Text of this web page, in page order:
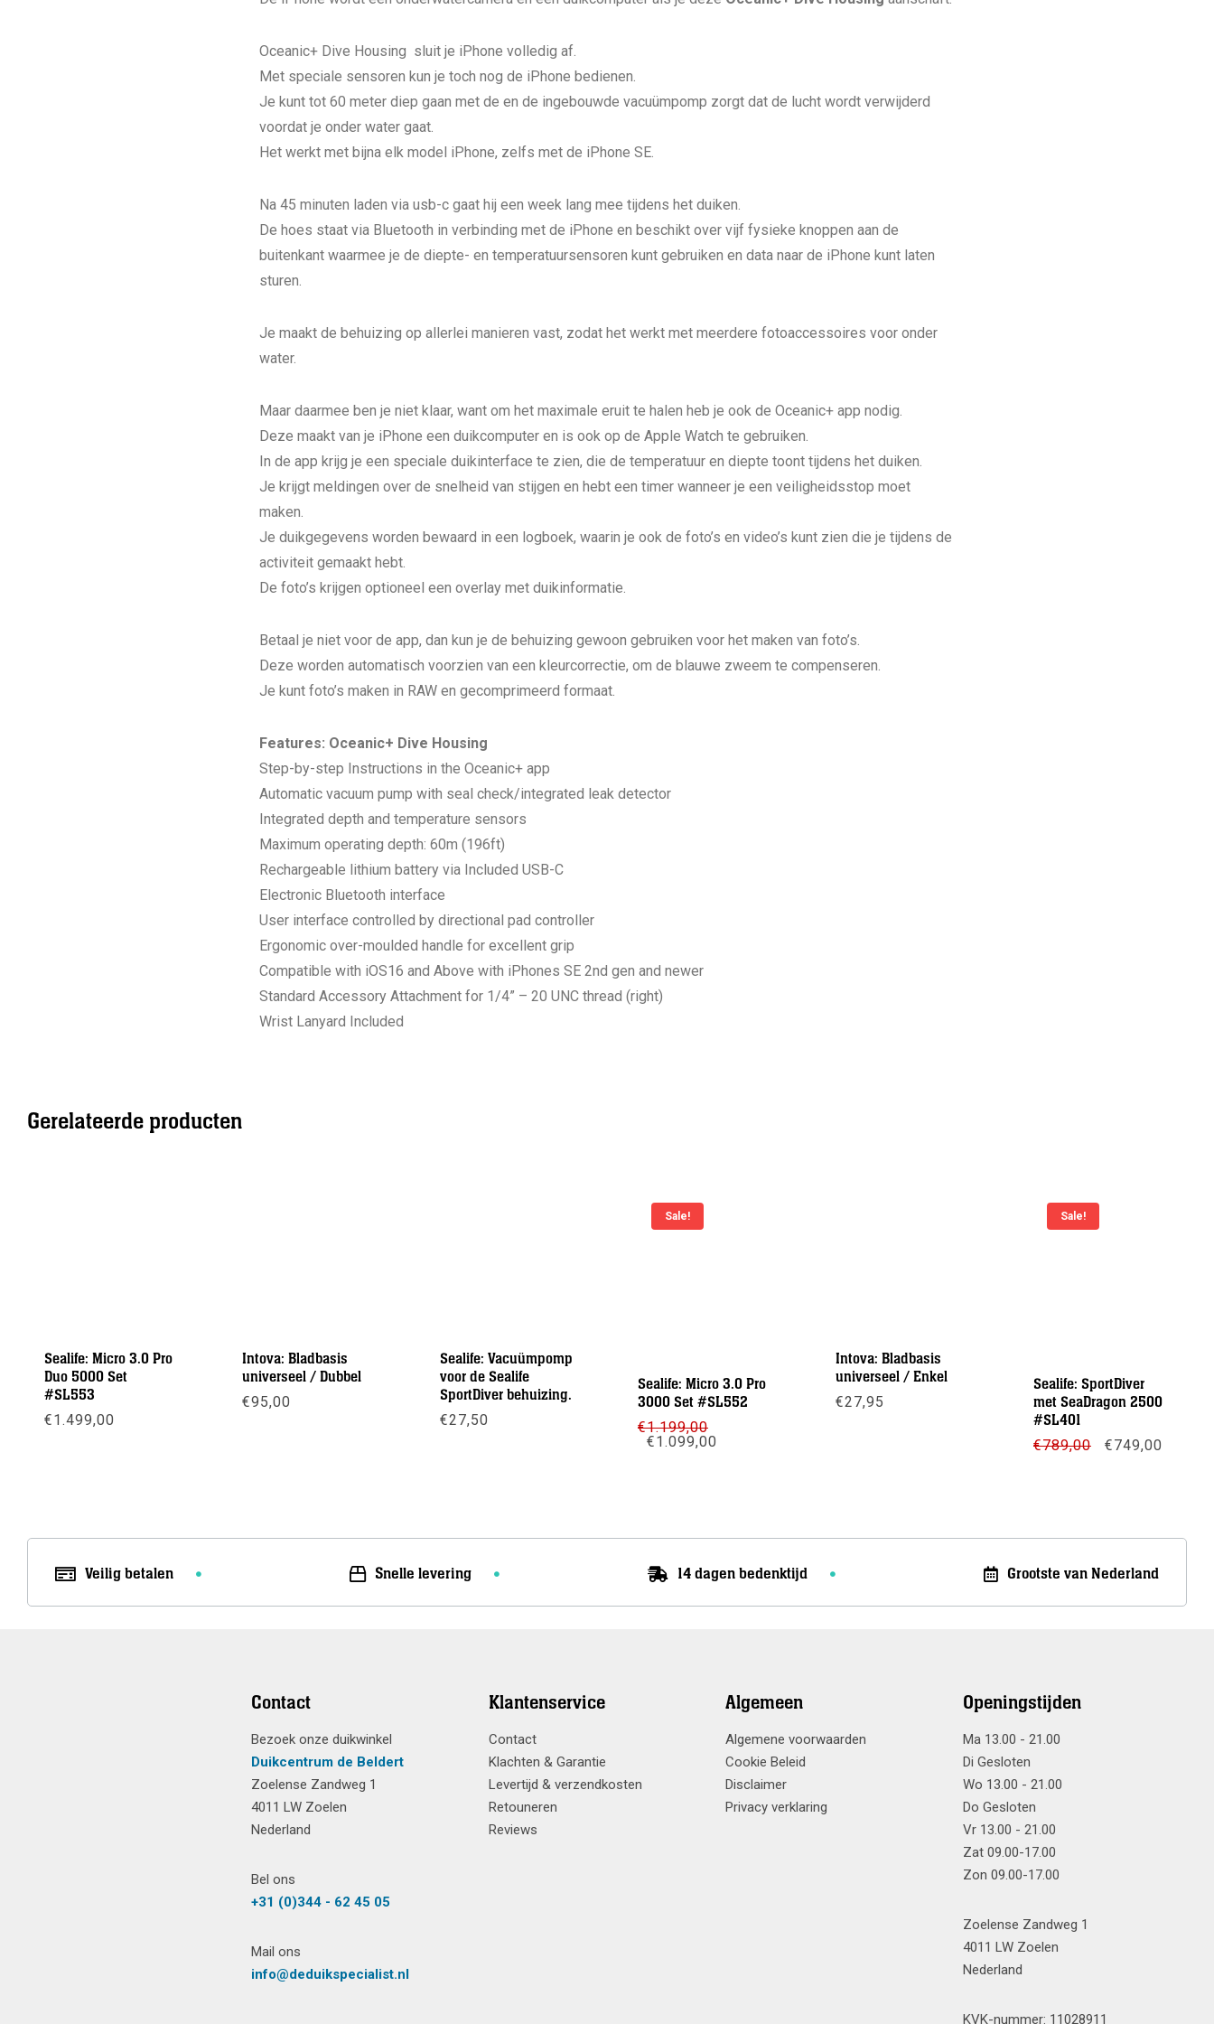
Oceanic+ Dive Housing sluit je iPhone volledig af.
Met speciale sensoren kun je toch nog de iPhone bedienen.
Je kunt tot 60 meter diep gaan met de en de ingebouwde vacuümpomp zorgt dat de lucht wordt verwijderd
voordat je onder water gaat.
Het werkt met bijna elk model iPhone, zelfs met de iPhone SE.
Na 45 minuten laden via usb-c gaat hij een week lang mee tijdens het duiken.
De hoes staat via Bluetooth in verbinding met de iPhone en beschikt over vijf fysieke knoppen aan de
buitenkant waarmee je de diepte- en temperatuursensoren kunt gebruiken en data naar de iPhone kunt laten
sturen.
Je maakt de behuizing op allerlei manieren vast, zodat het werkt met meerdere fotoaccessoires voor onder
water.
Maar daarmee ben je niet klaar, want om het maximale eruit te halen heb je ook de Oceanic+ app nodig.
Deze maakt van je iPhone een duikcomputer en is ook op de Apple Watch te gebruiken.
In de app krijg je een speciale duikinterface te zien, die de temperatuur en diepte toont tijdens het duiken.
Je krijgt meldingen over de snelheid van stijgen en hebt een timer wanneer je een veiligheidsstop moet
maken.
Je duikgegevens worden bewaard in een logboek, waarin je ook de foto’s en video’s kunt zien die je tijdens de
activiteit gemaakt hebt.
De foto’s krijgen optioneel een overlay met duikinformatie.
Betaal je niet voor de app, dan kun je de behuizing gewoon gebruiken voor het maken van foto’s.
Deze worden automatisch voorzien van een kleurcorrectie, om de blauwe zweem te compenseren.
Je kunt foto’s maken in RAW en gecomprimeerd formaat.
Features: Oceanic+ Dive Housing
Step-by-step Instructions in the Oceanic+ app
Automatic vacuum pump with seal check/integrated leak detector
Integrated depth and temperature sensors
Maximum operating depth: 60m (196ft)
Rechargeable lithium battery via Included USB-C
Electronic Bluetooth interface
User interface controlled by directional pad controller
Ergonomic over-moulded handle for excellent grip
Compatible with iOS16 and Above with iPhones SE 2nd gen and newer
Standard Accessory Attachment for 1/4” – 20 UNC thread (right)
Wrist Lanyard Included
Gerelateerde producten
Sealife: Micro 3.0 Pro
Duo 5000 Set
#SL553
€1.499,00
Intova: Bladbasis
universeel / Dubbel
€95,00
Sealife: Vacuümpomp
voor de Sealife
SportDiver behuizing.
€27,50
Sale!
Sealife: Micro 3.0 Pro
3000 Set #SL552
€1.199,00
Oorspronkelijke
€1.099,00
Intova: Bladbasis
universeel / Enkel
€27,95
Sale!
Sealife: SportDiver
met SeaDragon 2500
#SL401
€789,00
Oorspronkelijke
€749,00
Veilig betalen Snelle levering 14 dagen bedenktijd Grootste van Nederland
Contact
Bezoek onze duikwinkel
Duikcentrum de Beldert
Zoelense Zandweg 1
4011 LW Zoelen
Nederland
Bel ons
+31 (0)344 - 62 45 05
Mail ons
info@deduikspecialist.nl
Klantenservice
Contact
Klachten & Garantie
Levertijd & verzendkosten
Retouneren
Reviews
Algemeen
Algemene voorwaarden
Cookie Beleid
Disclaimer
Privacy verklaring
Openingstijden
Ma 13.00 - 21.00
Di Gesloten
Wo 13.00 - 21.00
Do Gesloten
Vr 13.00 - 21.00
Zat 09.00-17.00
Zon 09.00-17.00
Zoelense Zandweg 1
4011 LW Zoelen
Nederland
KVK-nummer: 11028911